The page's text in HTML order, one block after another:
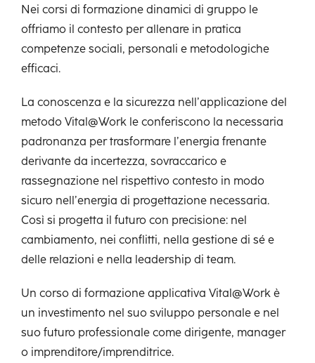
Nei corsi di formazione dinamici di gruppo le
offriamo il contesto per allenare in pratica
competenze sociali, personali e metodologiche
efficaci.
La conoscenza e la sicurezza nell’applicazione del
metodo Vital@Work le conferiscono la necessaria
padronanza per trasformare l’energia frenante
derivante da incertezza, sovraccarico e
rassegnazionenel rispettivo contesto in modo
sicuro nell’energia di progettazione necessaria.
Così si progetta il futuro con precisione:nel
cambiamento, nei conflitti, nella gestione di sé e
delle relazioni e nella leadership di team.
Un corso di formazione applicativa Vital@Work è
un investimento nel suosviluppopersonale e nel
suo futuro professionalecome dirigente, manager
o imprenditore/imprenditrice.